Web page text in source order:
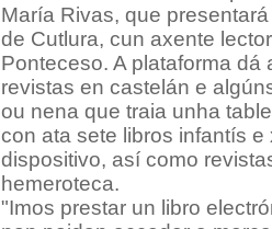
María Rivas, que
de Cutlura, cun axente
Ponteceso. A plataforma
revistas en castelán e
ou nena que traia unha
con ata sete libros infantís
dispositivo, así como
hemeroteca.
"Imos prestar un libro